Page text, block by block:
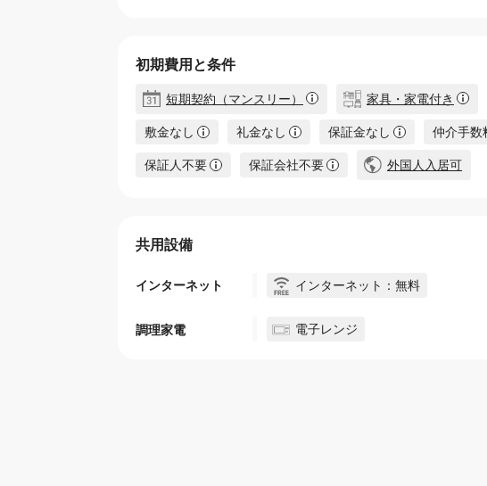
初期費用と条件
短期契約（マンスリー） 家具・家電付き
敷金なし 礼金なし 保証金なし 仲介手数
保証人不要 保証会社不要 外国人入居可
共用設備
インターネット インターネット：無料
調理家電 電子レンジ